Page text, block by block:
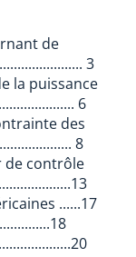
de
3
la puissance
6
des
8
de contrôle
......17